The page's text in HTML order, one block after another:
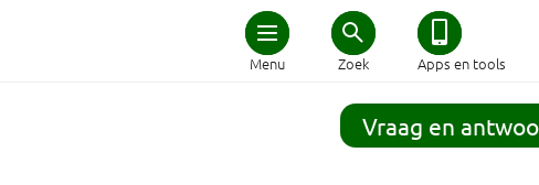
Menu Zoek Apps en tools
Home
Schijf van Vijf
Vraag en